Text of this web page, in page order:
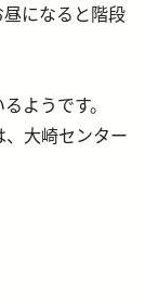
になると階段
ようです。
大崎センター